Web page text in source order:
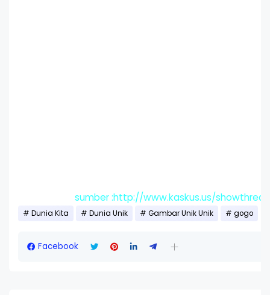
sumber :http://www.kaskus.us/
Dunia Kita Dunia Unik Gambar Unik Unik gogo
Facebook